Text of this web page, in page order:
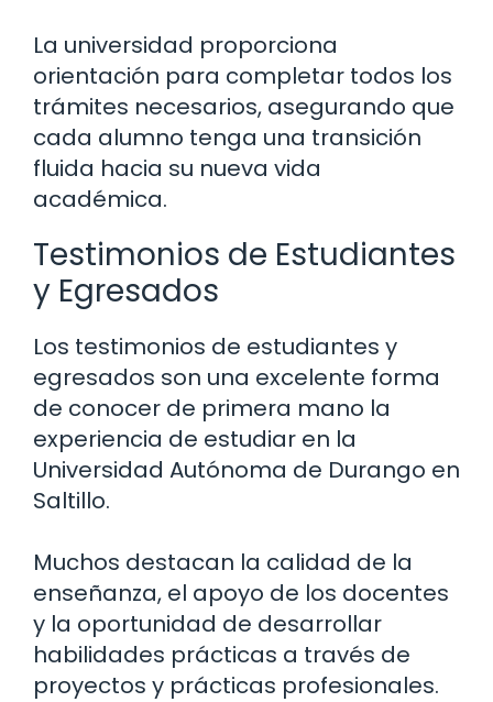
La universidad proporciona
orientación para completar todos los
trámites necesarios, asegurando que
cada alumno tenga una transición
fluida hacia su nueva vida
académica.
Testimonios de Estudiantes
y Egresados
Los testimonios de estudiantes y
egresados son una excelente forma
de conocer de primera mano la
experiencia de estudiar en la
Universidad Autónoma de Durango en
Saltillo.
Muchos destacan la calidad de la
enseñanza, el apoyo de los docentes
y la oportunidad de desarrollar
habilidades prácticas a través de
proyectos y prácticas profesionales.